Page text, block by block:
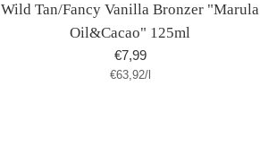
Wild Tan/Fancy Vanilla Bronzer "Marula
Oil&Cacao" 125ml
Normaler
Preis
€7,99
Stückpreis
€63,92/pro
l